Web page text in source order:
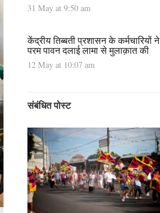
31 May at 9:50 am
केंद्रीय तिब्बती प्रशासन के कर्मचारियों ने
परम पावन दलाई लामा से मुलाक़ात की
12 May at 10:07 am
संबंधित पोस्ट